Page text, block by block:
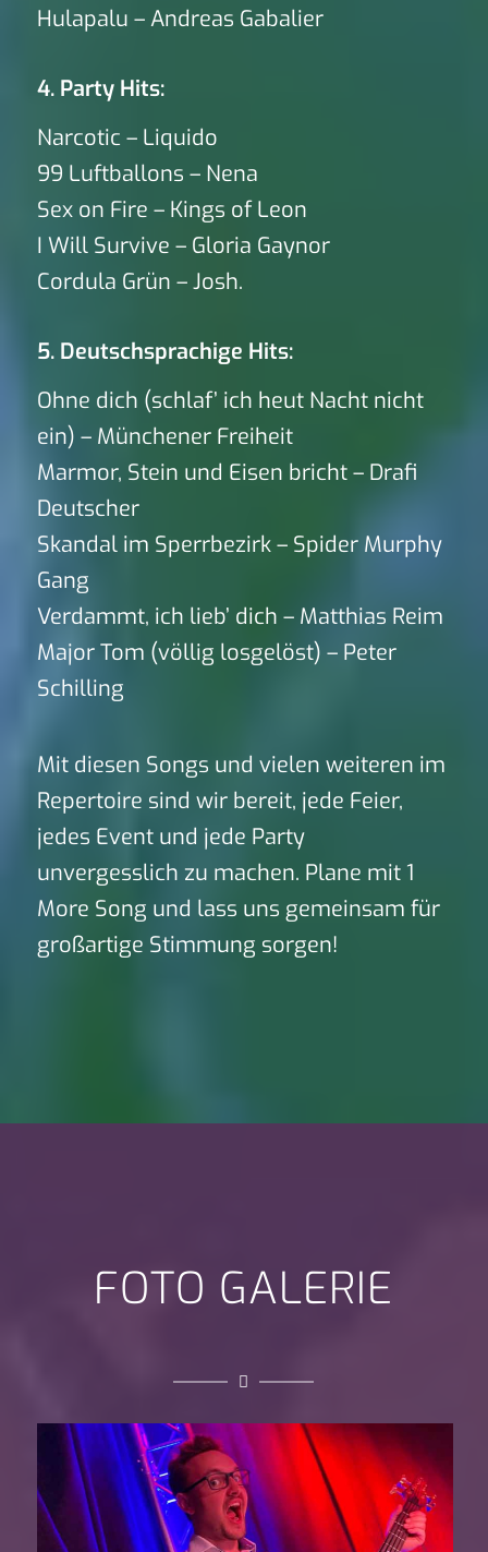
Hulapalu – Andreas Gabalier
4. Party Hits:
Narcotic – Liquido
99 Luftballons – Nena
Sex on Fire – Kings of Leon
I Will Survive – Gloria Gaynor
Cordula Grün – Josh.
5. Deutschsprachige Hits:
Ohne dich (schlaf’ ich heut Nacht nicht
ein) – Münchener Freiheit
Marmor, Stein und Eisen bricht – Drafi
Deutscher
Skandal im Sperrbezirk – Spider Murphy
Gang
Verdammt, ich lieb’ dich – Matthias Reim
Major Tom (völlig losgelöst) – Peter
Schilling
Mit diesen Songs und vielen weiteren im
Repertoire sind wir bereit, jede Feier,
jedes Event und jede Party
unvergesslich zu machen. Plane mit 1
More Song und lass uns gemeinsam für
großartige Stimmung sorgen!
FOTO GALERIE